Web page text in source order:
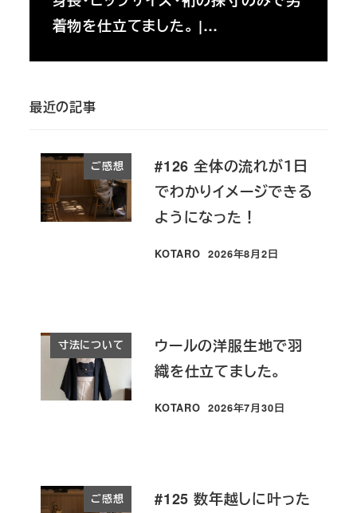
着物を仕立てました。 |…
最近の記事
ご感想
#126 全体の流れが１日
でわかりイメージできる
ようになった！
KOTARO
投稿日
2026年8月2日
寸法について
ウールの洋服生地で羽
織を仕立てました。
KOTARO
投稿日
2026年7月30日
ご感想
#125 数年越しに叶った